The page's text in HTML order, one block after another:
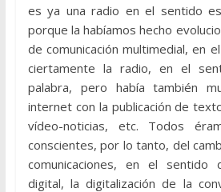
es ya una radio en el sentido
porque la habíamos hecho
de comunicación multimedial, en
ciertamente la radio, en el
palabra, pero había también
internet con la publicación de
vídeo-noticias, etc. Todos
conscientes, por lo tanto, del
comunicaciones, en el sentido
digital, la digitalización de la